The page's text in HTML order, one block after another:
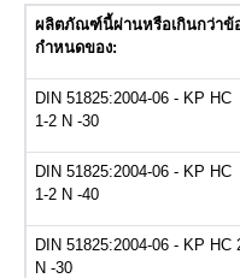
ผลิตภัณฑ์นี้ผ่านหรือเกินกว่าข้
กำหนดของ:
DIN 51825:2004-06 - KP HC
1-2 N -30
DIN 51825:2004-06 - KP HC
1-2 N -40
DIN 51825:2004-06 - KP HC
N -30